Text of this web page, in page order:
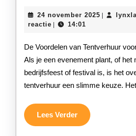
24 november 2025 24
reactie
14:01
De Voordelen van Tentverhuur voor Jouw Evenement
Als je een evenement plant, of het
bedrijfsfeest of festival is, is het
tentverhuur een slimme keuze. Het
Lees VerderLees
Verder